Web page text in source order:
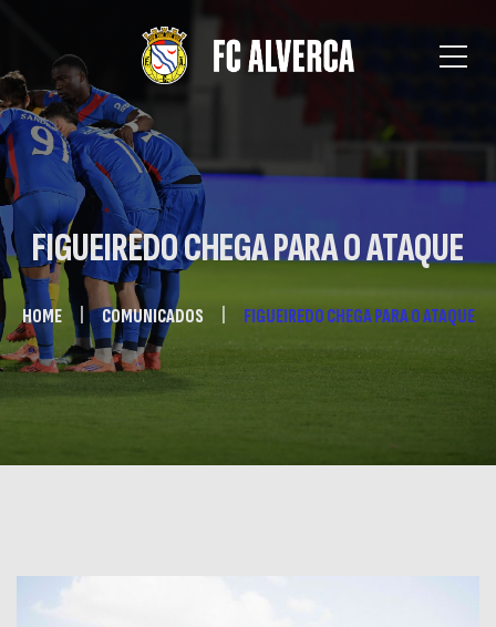
FIGUEIREDO CHEGA PARA O ATAQUE
HOME COMUNICADOS FIGUEIREDO CHEGA PARA O ATAQUE